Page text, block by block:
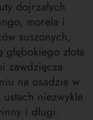
dojrzałych
morela i
suszonych,
złota
zawdzięcza
na osadzie w
niezwykle
i długi.